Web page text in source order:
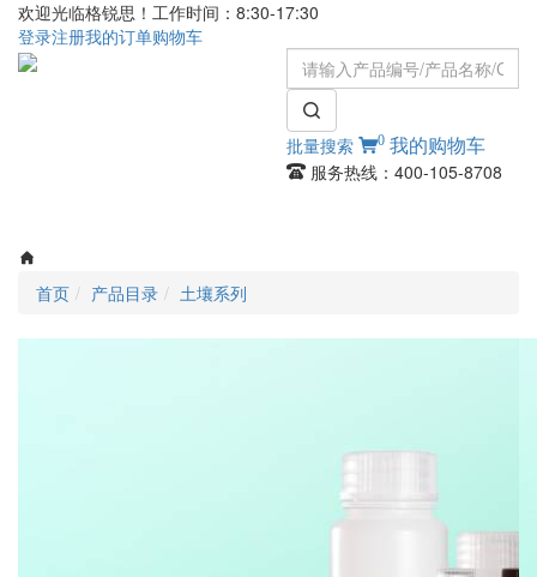
欢迎光临格锐思！工作时间：8:30-17:30
登录注册我的订单购物车
批量搜索 0 我的购物车
服务热线：400-105-8708
首页 产品目录 土壤系列